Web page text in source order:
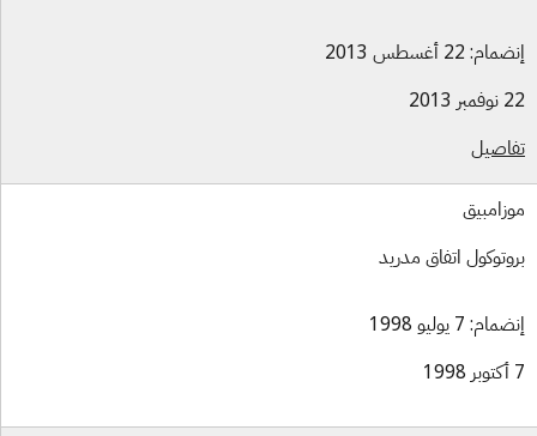
22 أغسطس 2013
اتفاق مدريد
7 يوليو 1998